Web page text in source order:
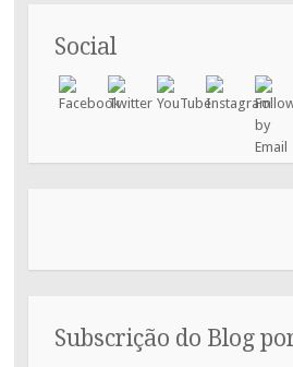
Social
Subscrição do Blog